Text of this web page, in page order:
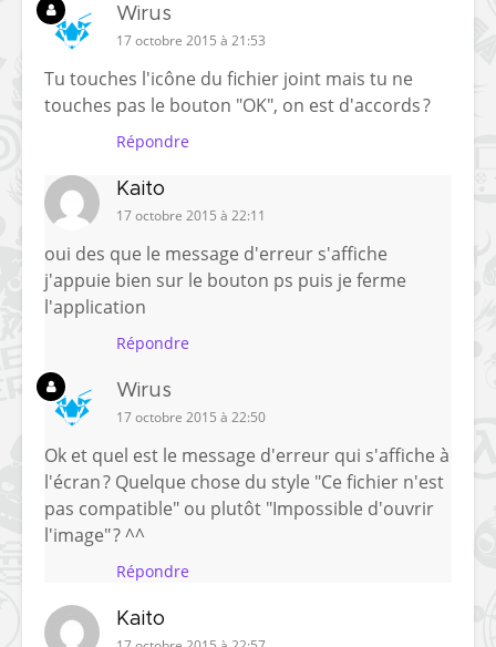
Wirus
17 octobre 2015 à 21:53
Tu touches l'icône du fichier joint mais tu ne
touches pas le bouton "OK", on est d'accords ?
Répondre
Kaito
17 octobre 2015 à 22:11
oui des que le message d'erreur s'affiche
j'appuie bien sur le bouton ps puis je ferme
l'application
Répondre
Wirus
17 octobre 2015 à 22:50
Ok et quel est le message d'erreur qui s'affiche à
l'écran ? Quelque chose du style "Ce fichier n'est
pas compatible" ou plutôt "Impossible d'ouvrir
l'image" ? ^^
Répondre
Kaito